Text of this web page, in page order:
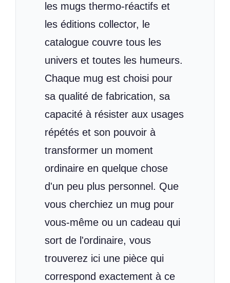
les mugs thermo-réactifs et
les éditions collector, le
catalogue couvre tous les
univers et toutes les humeurs.
Chaque mug est choisi pour
sa qualité de fabrication, sa
capacité à résister aux usages
répétés et son pouvoir à
transformer un moment
ordinaire en quelque chose
d'un peu plus personnel. Que
vous cherchiez un mug pour
vous-même ou un cadeau qui
sort de l'ordinaire, vous
trouverez ici une pièce qui
correspond exactement à ce